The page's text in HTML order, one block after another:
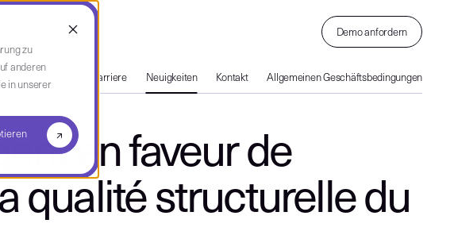
zu
anderen
in unserer
Unternehmen Demo anfordern
Karriere Neuigkeiten Kontakt Allgemeinen Geschäftsbedingungen
en faveur de
qualité structurelle du